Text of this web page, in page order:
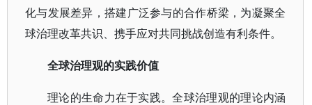
化与发展差异，搭建广泛参与的合作桥梁，为凝聚全
球治理改革共识、携手应对共同挑战创造有利条件。
全球治理观的实践价值
理论的生命力在于实践。全球治理观的理论内涵